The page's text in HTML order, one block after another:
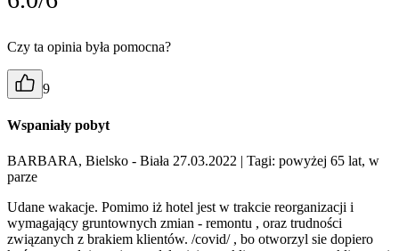
Czy ta opinia była pomocna?
9
Wspaniały pobyt
BARBARA, Bielsko - Biała 27.03.2022 | Tagi: powyżej 65 lat, w
parze
Udane wakacje. Pomimo iż hotel jest w trakcie reorganizacji i
wymagający gruntownych zmian - remontu , oraz trudności
związanych z brakiem klientów. /covid/ , bo otworzyl sie dopiero